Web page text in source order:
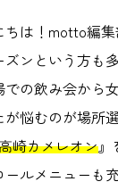
ちは！motto編
ズンという方も
での飲み会から
が悩むのが場所
崎カメレオン』
ールメニューも